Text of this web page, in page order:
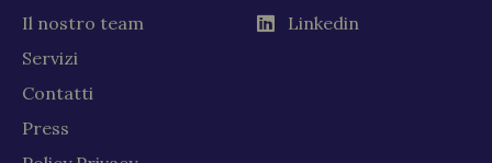
Il nostro team
Servizi
Contatti
Press
Linkedin